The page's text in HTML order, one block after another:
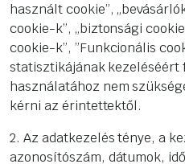
használt cookie”,
cookie-k”, „biztonsági
cookie-k”, ”Funkcionális
statisztikájának kezeléséért
használatához nem
kérni az érintettektől.
2. Az adatkezelés ténye, a
azonosítószám, dátumok,